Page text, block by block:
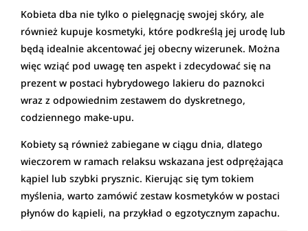
Kobieta dba nie tylko o pielęgnację swojej skóry, ale
również kupuje kosmetyki, które podkreślą jej urodę lub
będą idealnie akcentować jej obecny wizerunek. Można
więc wziąć pod uwagę ten aspekt i zdecydować się na
prezent w postaci hybrydowego lakieru do paznokci
wraz z odpowiednim zestawem do dyskretnego,
codziennego make-upu.
Kobiety są również zabiegane w ciągu dnia, dlatego
wieczorem w ramach relaksu wskazana jest odprężająca
kąpiel lub szybki prysznic. Kierując się tym tokiem
myślenia, warto zamówić zestaw kosmetyków w postaci
płynów do kąpieli, na przykład o egzotycznym zapachu.